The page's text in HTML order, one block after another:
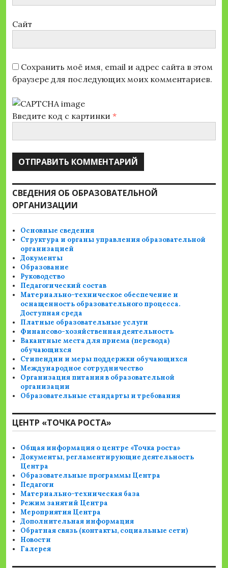
Сайт
Сохранить моё имя, email и адрес сайта в этом
браузере для последующих моих комментариев.
Введите код с картинки *
СВЕДЕНИЯ ОБ ОБРАЗОВАТЕЛЬНОЙ
ОРГАНИЗАЦИИ
Основные сведения
Структура и органы управления образовательной
организацией
Документы
Образование
Руководство
Педагогический состав
Материально-техническое обеспечение и
оснащенность образовательного процесса.
Доступная среда
Платные образовательные услуги
Финансово-хозяйственная деятельность
Вакантные места для приема (перевода)
обучающихся
Стипендии и меры поддержки обучающихся
Международное сотрудничество
Организация питания в образовательной
организации
Образовательные стандарты и требования
ЦЕНТР «ТОЧКА РОСТА»
Общая информация о центре «Точка роста»
Документы, регламентирующие деятельность
Центра
Образовательные программы Центра
Педагоги
Материально-техническая база
Режим занятий Центра
Мероприятия Центра
Дополнительная информация
Обратная связь (контакты, социальные сети)
Новости
Галерея